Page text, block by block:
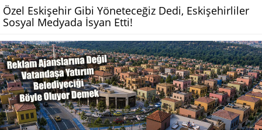
Özel Eskişehir Gibi Yöneteceğiz Dedi, Eskişehirliler
Sosyal Medyada İsyan Etti!